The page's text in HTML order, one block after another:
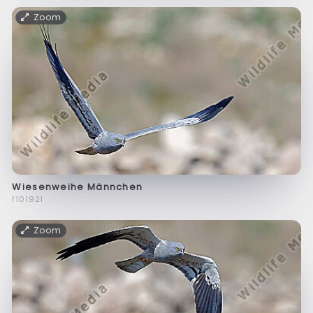
Zoom
Wiesenweihe Männchen
f101921
Zoom